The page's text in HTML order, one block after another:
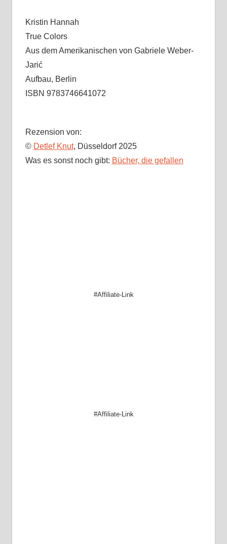
Kristin Hannah
True Colors
Aus dem Amerikanischen von Gabriele Weber-
Jarić
Aufbau, Berlin
ISBN 9783746641072
Rezension von:
© Detlef Knut, Düsseldorf 2025
Was es sonst noch gibt: Bücher, die gefallen
#Affiliate-Link
#Affiliate-Link